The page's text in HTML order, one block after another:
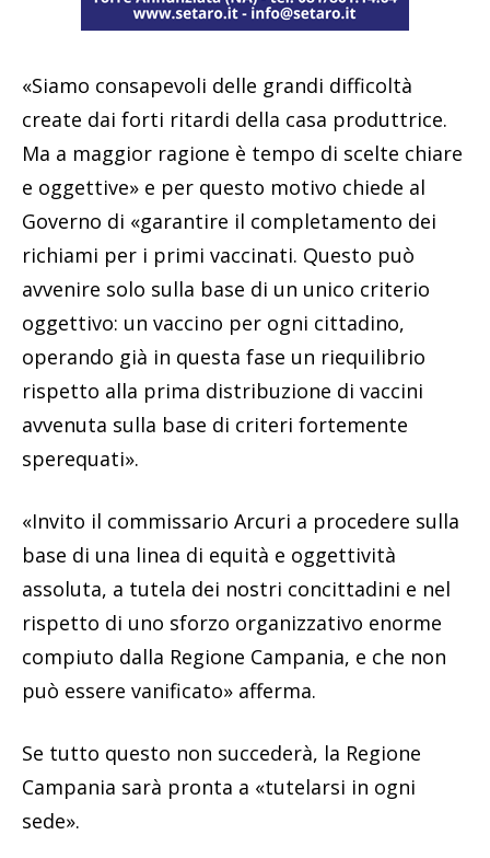
«Siamo consapevoli delle grandi difficoltà
create dai forti ritardi della casa produttrice.
Ma a maggior ragione è tempo di scelte chiare
e oggettive» e per questo motivo chiede al
Governo di «garantire il completamento dei
richiami per i primi vaccinati. Questo può
avvenire solo sulla base di un unico criterio
oggettivo: un vaccino per ogni cittadino,
operando già in questa fase un riequilibrio
rispetto alla prima distribuzione di vaccini
avvenuta sulla base di criteri fortemente
sperequati».
«Invito il commissario Arcuri a procedere sulla
base di una linea di equità e oggettività
assoluta, a tutela dei nostri concittadini e nel
rispetto di uno sforzo organizzativo enorme
compiuto dalla Regione Campania, e che non
può essere vanificato» afferma.
Se tutto questo non succederà, la Regione
Campania sarà pronta a «tutelarsi in ogni
sede».